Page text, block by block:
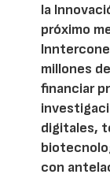
la
próximo
millones
financiar
digitales,
con